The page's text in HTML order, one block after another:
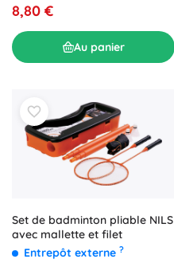
8,80 €
Au panier
Set de badminton pliable NILS
avec mallette et filet
Entrepôt externe ?